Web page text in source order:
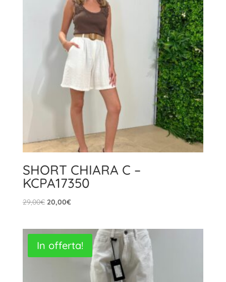
SHORT CHIARA C –
KCPA17350
29,00€ Il
era:
29,00€.
20,00€Il
è:
20,00€.
In offerta!